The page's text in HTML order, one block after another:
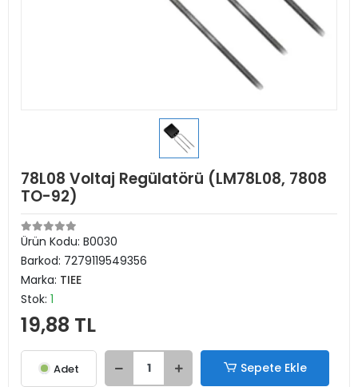
78L08 Voltaj Regülatörü (LM78L08, 7808
TO-92)
Ürün Kodu: B0030
Barkod: 7279119549356
Marka: TIEE
Stok: 1
19,88 TL
Adet Sepete Ekle